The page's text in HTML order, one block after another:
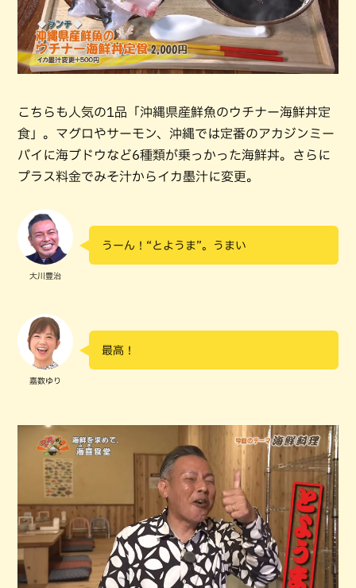
こちらも人気の1品「沖縄県産鮮魚のウチナー海鮮丼定
食」。マグロやサーモン、沖縄では定番のアカジンミー
バイに海ブドウなど6種類が乗っかった海鮮丼。さらに
プラス料金でみそ汁からイカ墨汁に変更。
大川豊治
うーん！“とようま”。うまい
嘉数ゆり
最高！